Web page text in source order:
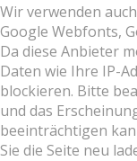
Wir verwenden
Google Webfonts,
Da diese Anbieter
Daten wie Ihre IP-
blockieren. Bitte
und das
beeinträchtigen
Sie die Seite neu